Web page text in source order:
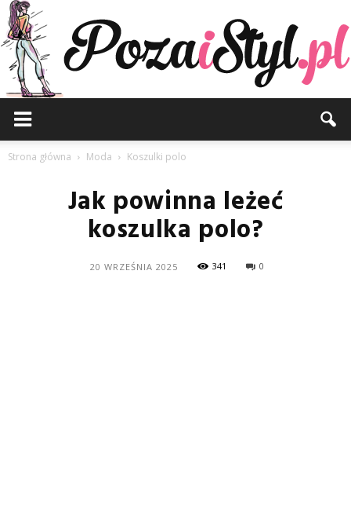
Strona główna Moda Koszulki polo
Jak powinna leżeć
koszulka polo?
20 WRZEŚNIA 2025 341 0